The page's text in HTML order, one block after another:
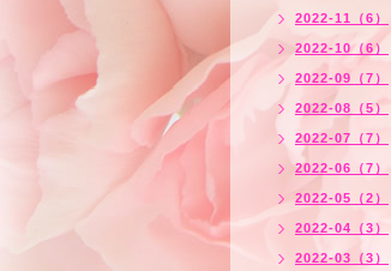
2022-11（6）
2022-10（6）
2022-09（7）
2022-08（5）
2022-07（7）
2022-06（7）
2022-05（2）
2022-04（3）
2022-03（3）